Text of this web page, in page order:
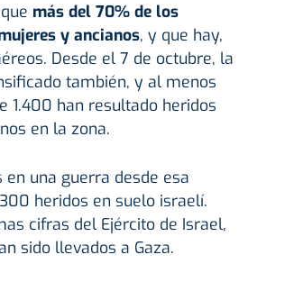
más del 70% de los
y ancianos, y que hay,
Desde el 7 de octubre, la
también, y al menos
1.400 han resultado heridos
en la zona.
una guerra desde esa
heridos en suelo israelí.
cifras del Ejército de Israel,
sido llevados a Gaza.